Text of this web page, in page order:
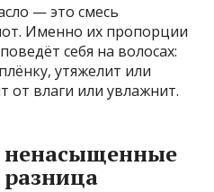
— это смесь
Именно их пропорции
себя на волосах:
утяжелит или
от влаги или увлажнит.